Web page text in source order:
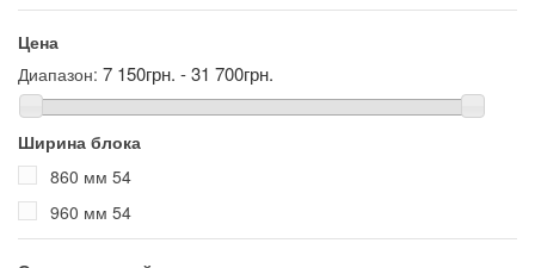
Цена
Диапазон: 7 150грн. - 31 700грн.
Ширина блока
860 мм 54
960 мм 54